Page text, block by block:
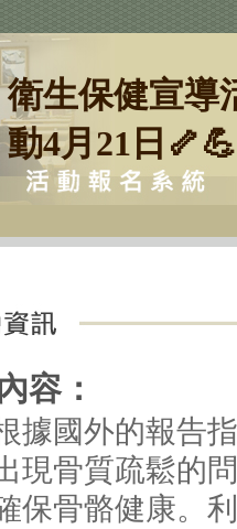
衛生保健宣導
動4月21日🦴💪
容：
據國外的報告
現骨質疏鬆的
保骨骼健康。